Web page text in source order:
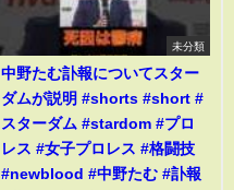
未分類
中野たむ訃報についてスター
ダムが説明 #shorts #short #
スターダム #stardom #プロ
レス #女子プロレス #格闘技
#newblood #中野たむ #訃報